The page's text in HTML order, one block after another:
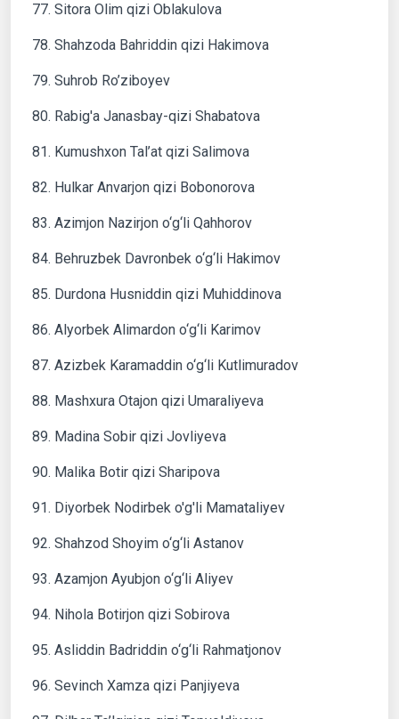
77. Sitora Olim qizi Oblakulova
78. Shahzoda Bahriddin qizi Hakimova
79. Suhrob Ro’ziboyev
80. Rabig'a Janasbay-qizi Shabatova
81. Kumushxon Tal’at qizi Salimova
82. Hulkar Anvarjon qizi Bobonorova
83. Azimjon Nazirjon o‘g‘li Qahhorov
84. Behruzbek Davronbek o‘g‘li Hakimov
85. Durdona Husniddin qizi Muhiddinova
86. Alyorbek Alimardon o‘g‘li Karimov
87. Azizbek Karamaddin o‘g‘li Kutlimuradov
88. Mashxura Otajon qizi Umaraliyeva
89. Madina Sobir qizi Jovliyeva
90. Malika Botir qizi Sharipova
91. Diyorbek Nodirbek o'g'li Mamataliyev
92. Shahzod Shoyim o‘g‘li Astanov
93. Azamjon Ayubjon o‘g‘li Aliyev
94. Nihola Botirjon qizi Sobirova
95. Asliddin Badriddin o‘g‘li Rahmatjonov
96. Sevinch Xamza qizi Panjiyeva